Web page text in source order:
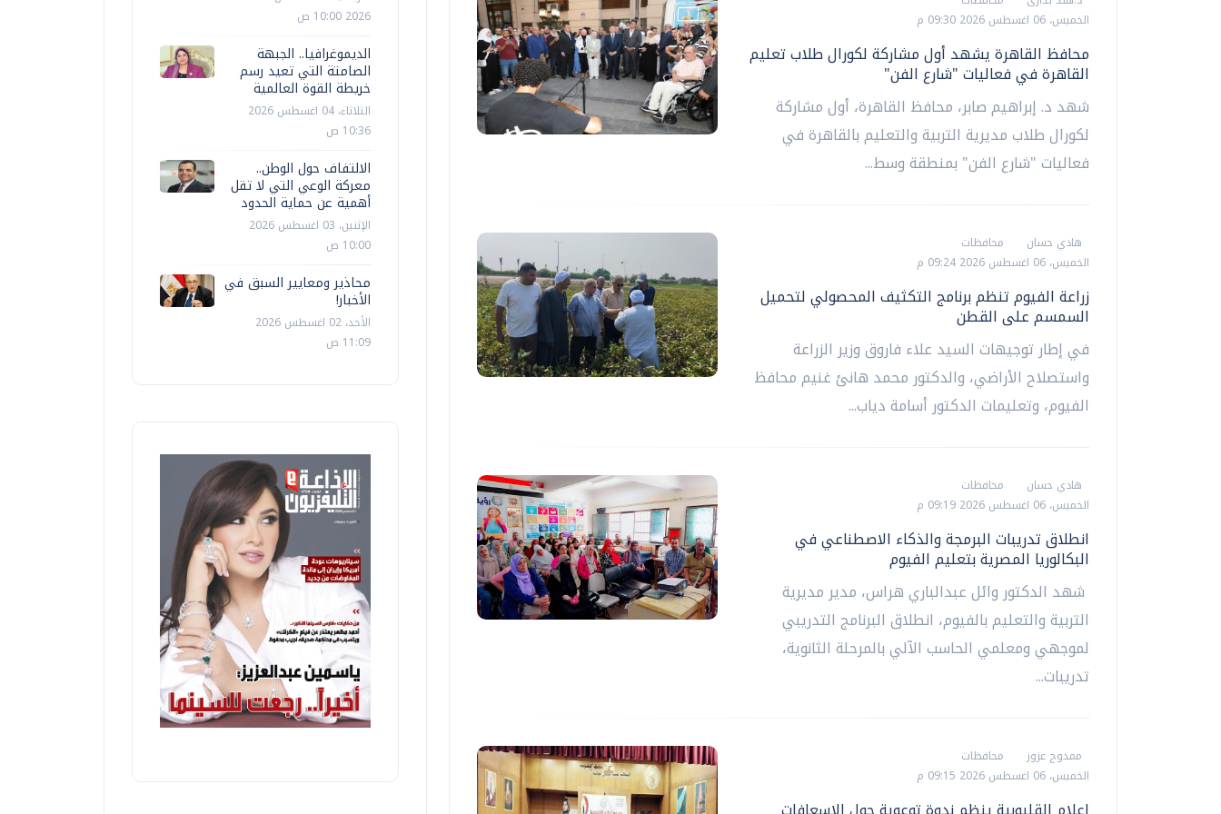
الخميس، 06 اغسطس 2026 09:30 م
محافظ القاهرة يشهد أول مشاركة لكورال طلاب تعليم
القاهرة في فعاليات "شارع الفن"
شهد د. إبراهيم صابر، محافظ القاهرة، أول مشاركة
لكورال طلاب مديرية التربية والتعليم بالقاهرة في
فعاليات "شارع الفن" بمنطقة وسط...
هادي حسان
محافظات
الخميس، 06 اغسطس 2026 09:24 م
زراعة الفيوم تنظم برنامج التكثيف المحصولي لتحميل
السمسم على القطن
في إطار توجيهات السيد علاء فاروق وزير الزراعة
واستصلاح الأراضي، والدكتور محمد هانئ غنيم محافظ
الفيوم، وتعليمات الدكتور أسامة دياب...
هادي حسان
محافظات
الخميس، 06 اغسطس 2026 09:19 م
انطلاق تدريبات البرمجة والذكاء الاصطناعي في
البكالوريا المصرية بتعليم الفيوم
شهد الدكتور وائل عبدالباري هراس، مدير مديرية
التربية والتعليم بالفيوم، انطلاق البرنامج التدريبي
لموجهي ومعلمي الحاسب الآلي بالمرحلة الثانوية،
تدريبات...
ممدوح عزوز
محافظات
الخميس، 06 اغسطس 2026 09:15 م
2026 10:00 ص
الديموغرافيا.. الجبهة
الصامتة التي تعيد رسم
خريطة القوة العالمية
الثلاثاء، 04 اغسطس 2026
10:36 ص
الالتفاف حول الوطن..
معركة الوعي التي لا تقل
أهمية عن حماية الحدود
الإثنين، 03 اغسطس 2026
10:00 ص
محاذير ومعايير السبق في
الأخبار!
الأحد، 02 اغسطس 2026
11:09 ص